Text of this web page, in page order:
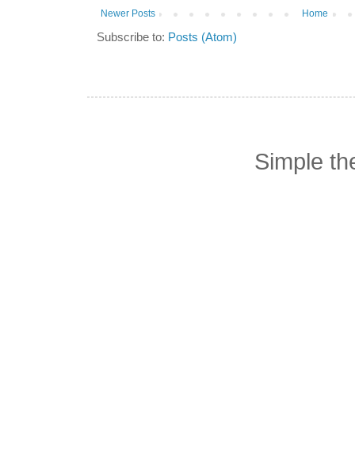
Newer Posts Home
Subscribe to: Posts (Atom)
Simple